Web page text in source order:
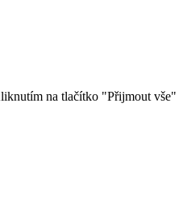
na tlačítko "Přijmout vše"